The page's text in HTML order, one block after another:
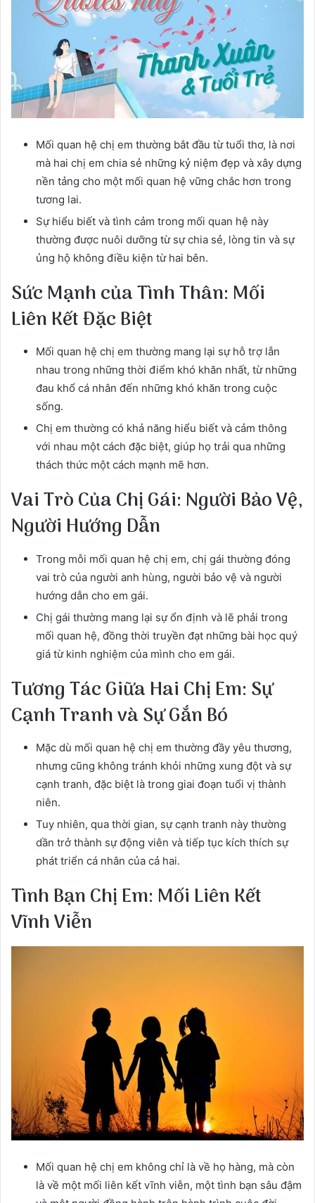
Mối quan hệ chị em thường bắt đầu từ tuổi thơ, là nơi
mà hai chị em chia sẻ những kỷ niệm đẹp và xây dựng
nền tảng cho một mối quan hệ vững chắc hơn trong
tương lai.
Sự hiểu biết và tình cảm trong mối quan hệ này
thường được nuôi dưỡng từ sự chia sẻ, lòng tin và sự
ủng hộ không điều kiện từ hai bên.
Sức Mạnh của Tình Thân: Mối
Liên Kết Đặc Biệt
Mối quan hệ chị em thường mang lại sự hỗ trợ lẫn
nhau trong những thời điểm khó khăn nhất, từ những
đau khổ cá nhân đến những khó khăn trong cuộc
sống.
Chị em thường có khả năng hiểu biết và cảm thông
với nhau một cách đặc biệt, giúp họ trải qua những
thách thức một cách mạnh mẽ hơn.
Vai Trò Của Chị Gái: Người Bảo Vệ,
Người Hướng Dẫn
Trong mỗi mối quan hệ chị em, chị gái thường đóng
vai trò của người anh hùng, người bảo vệ và người
hướng dẫn cho em gái.
Chị gái thường mang lại sự ổn định và lẽ phải trong
mối quan hệ, đồng thời truyền đạt những bài học quý
giá từ kinh nghiệm của mình cho em gái.
Tương Tác Giữa Hai Chị Em: Sự
Cạnh Tranh và Sự Gắn Bó
Mặc dù mối quan hệ chị em thường đầy yêu thương,
nhưng cũng không tránh khỏi những xung đột và sự
cạnh tranh, đặc biệt là trong giai đoạn tuổi vị thành
niên.
Tuy nhiên, qua thời gian, sự cạnh tranh này thường
dần trở thành sự động viên và tiếp tục kích thích sự
phát triển cá nhân của cả hai.
Tình Bạn Chị Em: Mối Liên Kết
Vĩnh Viễn
Mối quan hệ chị em không chỉ là về họ hàng, mà còn
là về một mối liên kết vĩnh viễn, một tình bạn sâu đậm